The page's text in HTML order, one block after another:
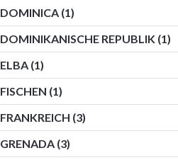
DOMINICA (1)
DOMINIKANISCHE REPUBLIK (1)
ELBA (1)
FISCHEN (1)
FRANKREICH (3)
GRENADA (3)